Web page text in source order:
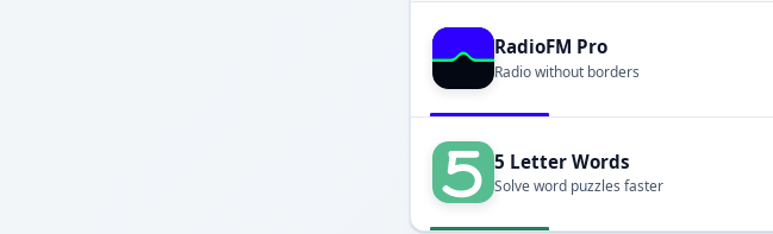
RadioFM Pro
Radio without borders
5 Letter Words
Solve word puzzles faster